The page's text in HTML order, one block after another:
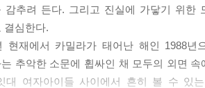
고 생각하는군요”라던 신혜숙의 말이 떠
은 두 번 진행된다. 처음에는 서로 고립된
선의 인생으로 회상한다.--- p.177
감추려 든다. 그리고 진실에 가닿기 위한
결심한다.
현재에서 카밀라가 태어난 해인 1988
추악한 소문에 휩싸인 채 모두의 외면
대 여자아이들 사이에서 흔히 볼 수 있